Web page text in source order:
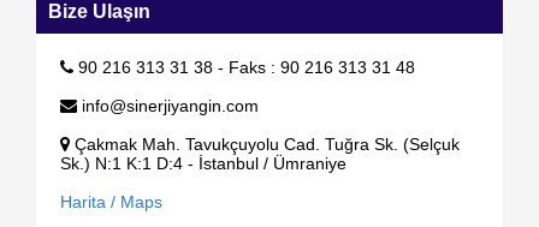
Bize Ulaşın
90 216 313 31 38 - Faks : 90 216 313 31 48
info@sinerjiyangin.com
Çakmak Mah. Tavukçuyolu Cad. Tuğra Sk. (Selçuk
Sk.) N:1 K:1 D:4 - İstanbul / Ümraniye
Harita / Maps